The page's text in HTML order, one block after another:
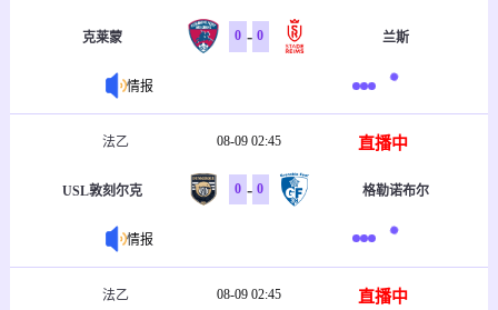
克莱蒙 0 - 0 兰斯
情报
法乙 08-09 02:45 直播中
USL敦刻尔克 0 - 0 格勒诺布尔
情报
法乙 08-09 02:45 直播中